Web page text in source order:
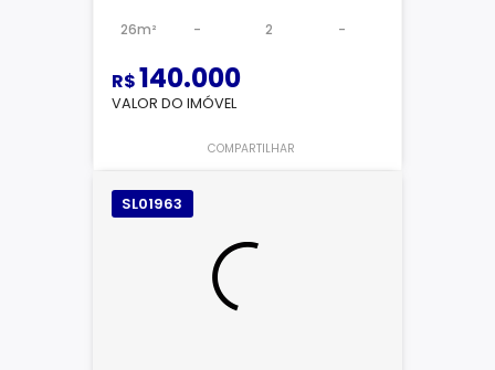
26m² - 2 -
R$140.000
VALOR DO IMÓVEL
COMPARTILHAR
SL01963